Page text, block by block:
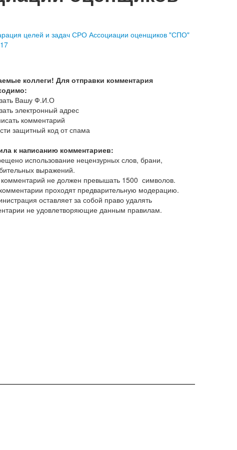
целей и задач СРО Ассоциации оценщиков "СПО"
коллеги! Для отправки комментария
Вашу Ф.И.О
электронный адрес
комментарий
защитный код от спама
к написанию комментариев:
использование нецензурных слов, брани,
выражений.
не должен превышать 1500 символов.
проходят предварительную модерацию.
оставляет за собой право удалять
не удовлетворяющие данным правилам.